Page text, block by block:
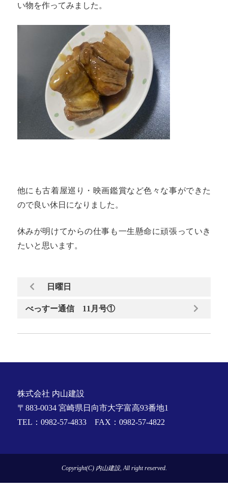
い物を作ってみました。
他にも古着屋巡り・映画鑑賞など色々な事ができた
ので良い休日になりました。
休みが明けてからの仕事も一生懸命に頑張っていき
たいと思います。
日曜日
べっすー通信 11月号①
株式会社 内山建設
〒883-0034 宮崎県日向市大字富高93番地1
TEL：0982-57-4833 FAX：0982-57-4822
Copyright(C) 内山建設, All right reserved.